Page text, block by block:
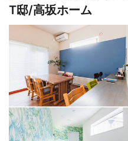
T邸/高坂ホーム